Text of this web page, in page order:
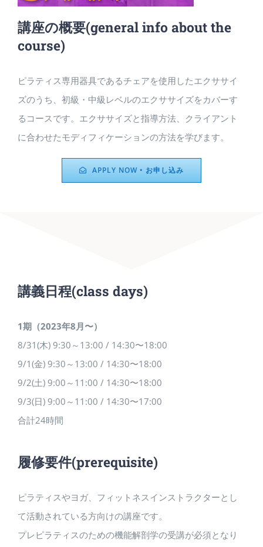
講座の概要(general info about the
course)
ピラティス専用器具であるチェアを使用したエクササイ
ズのうち、初級・中級レベルのエクササイズをカバーす
るコースです。エクササイズと指導方法、クライアント
に合わせたモディフィケーションの方法を学びます。
APPLY NOW • お申し込み
講義日程(class days)
1期（2023年8月〜）
8/31(木) 9:30～13:00 / 14:30〜18:00
9/1(金) 9:30～13:00 / 14:30〜18:00
9/2(土) 9:00～11:00 / 14:30〜18:00
9/3(日) 9:00～11:00 / 14:30〜17:00
合計24時間
履修要件(prerequisite)
ピラティスやヨガ、フィットネスインストラクターとし
て活動されている方向けの講座です。
プレピラティスのための機能解剖学の受講が必須となり